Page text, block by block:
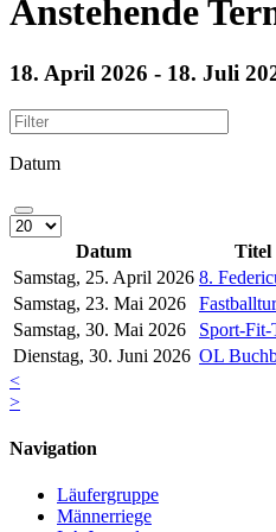
Anstehende
18. April 2026 - 18. Juli
Datum
Datum Titel
Samstag, 25. April 2026 8.
Samstag, 23. Mai 2026
Samstag, 30. Mai 2026
Sport-Fit-
Dienstag, 30. Juni 2026 OL
<
>
Navigation
Läufergruppe
Männerriege